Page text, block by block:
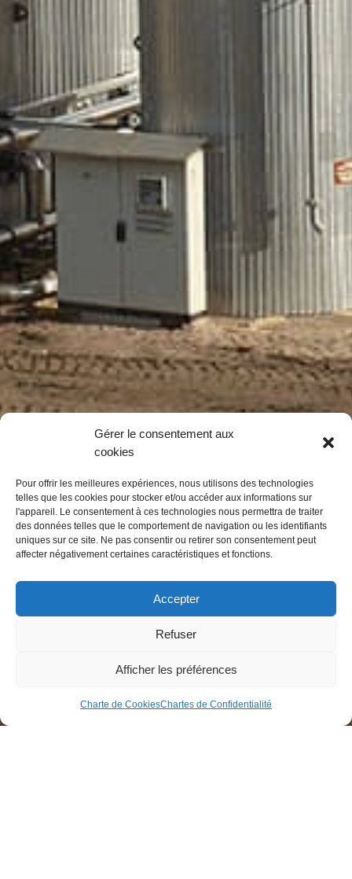
Gérer le consentement aux
cookies
Pour offrir les meilleures expériences, nous utilisons des technologies
telles que les cookies pour stocker et/ou accéder aux informations sur
l'appareil. Le consentement à ces technologies nous permettra de traiter
des données telles que le comportement de navigation ou les identifiants
uniques sur ce site. Ne pas consentir ou retirer son consentement peut
affecter négativement certaines caractéristiques et fonctions.
Accepter
Refuser
Afficher les préférences
Charte de CookiesChartes de Confidentialité